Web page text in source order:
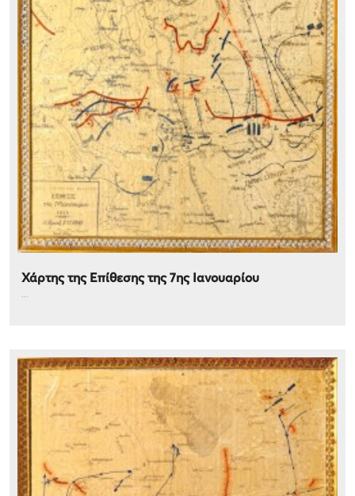
Χάρτης της Επίθεσης της 7ης Ιανουαρίου
...